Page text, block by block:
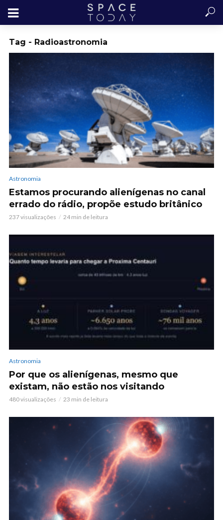
Tag - Radioastronomia
Astronomia
Estamos procurando alienígenas no canal
errado do rádio, propõe estudo britânico
237 visualizações 24 min de leitura
Astronomia
Por que os alienígenas, mesmo que
existam, não estão nos visitando
480 visualizações 23 min de leitura